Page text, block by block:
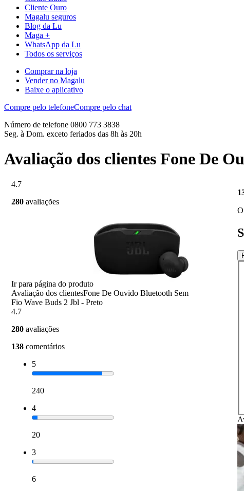
Cliente Ouro
Magalu seguros
Blog da Lu
Maga +
WhatsApp da Lu
Todos os serviços
Comprar na loja
Vender no Magalu
Baixe o aplicativo
Compre pelo telefoneCompre pelo chat
Número de telefone 0800 773 3838
Seg. à Dom. exceto feriados das 8h às 20h
Avaliação dos clientes Fone De
4.7
280 avaliações
Ir para página do produto
Avaliação dos clientesFone De Ouvido Bluetooth Sem
Fio Wave Buds 2 Jbl - Preto
4.7
280 avaliações
138 comentários
5
240
4
20
3
6